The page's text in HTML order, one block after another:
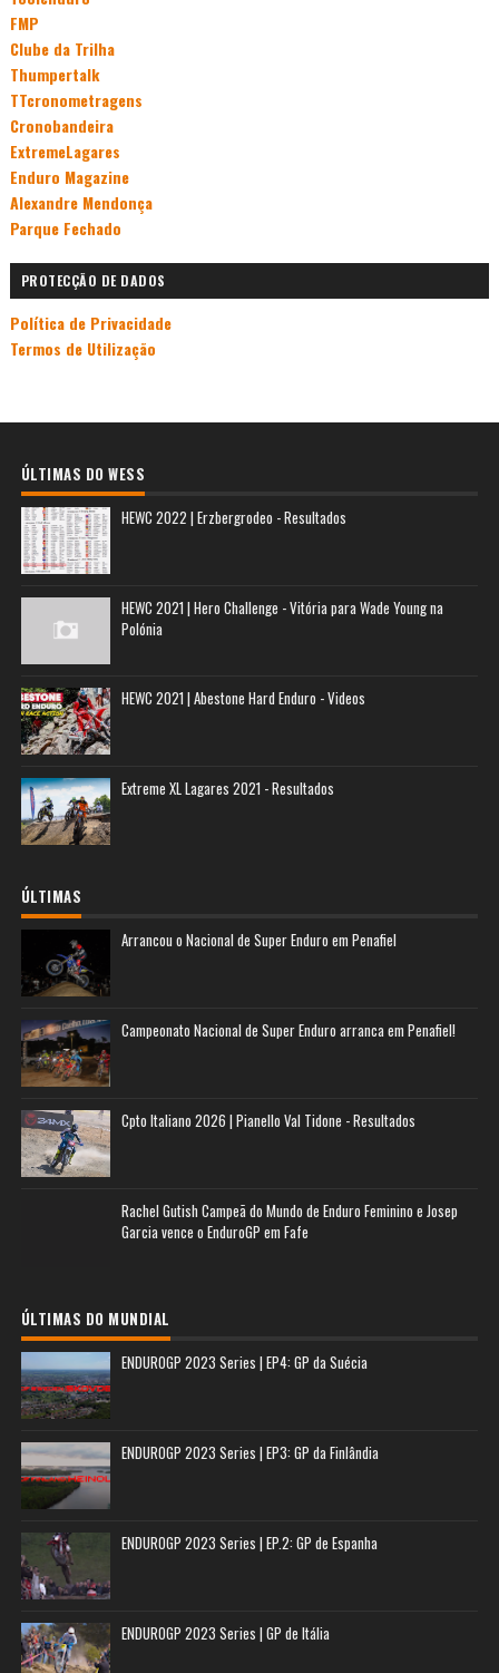
FMP
Clube da Trilha
Thumpertalk
TTcronometragens
Cronobandeira
ExtremeLagares
Enduro Magazine
Alexandre Mendonça
Parque Fechado
PROTECÇÃO DE DADOS
Política de Privacidade
Termos de Utilização
ÚLTIMAS DO WESS
HEWC 2022 | Erzbergrodeo - Resultados
HEWC 2021 | Hero Challenge - Vitória para Wade Young na
Polónia
HEWC 2021 | Abestone Hard Enduro - Videos
Extreme XL Lagares 2021 - Resultados
ÚLTIMAS
Arrancou o Nacional de Super Enduro em Penafiel
Campeonato Nacional de Super Enduro arranca em Penafiel!
Cpto Italiano 2026 | Pianello Val Tidone - Resultados
Rachel Gutish Campeã do Mundo de Enduro Feminino e Josep
Garcia vence o EnduroGP em Fafe
ÚLTIMAS DO MUNDIAL
ENDUROGP 2023 Series | EP4: GP da Suécia
ENDUROGP 2023 Series | EP3: GP da Finlândia
ENDUROGP 2023 Series | EP.2: GP de Espanha
ENDUROGP 2023 Series | GP de Itália